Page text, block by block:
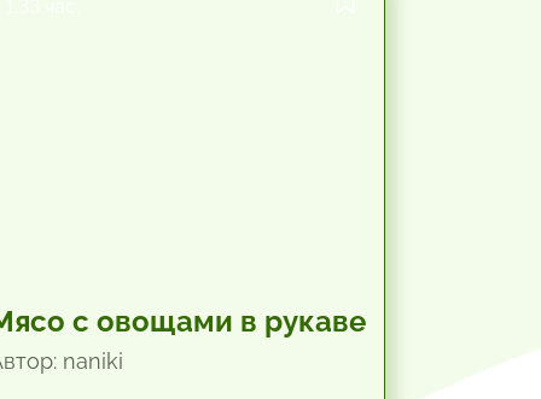
с овощами в рукаве
naniki